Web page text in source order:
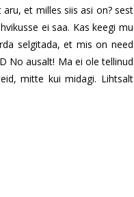
et milles siis asi on? sest
ei saa. Kas keegi mu
selgitada, et mis on need
No ausalt! Ma ei ole tellinud
mitte kui midagi. Lihtsalt